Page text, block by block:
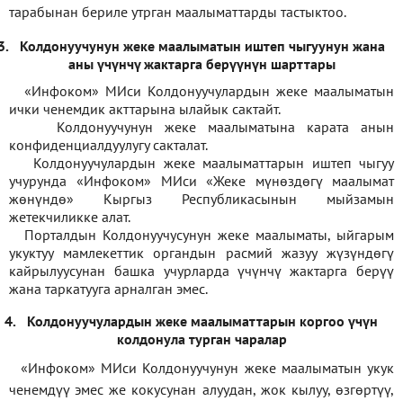
тарабынан бериле утрган маалыматтарды тастыктоо.
Колдонуучунун жеке маалыматын иштеп чыгуунун жана
аны үчүнчү жактарга берүүнүн шарттары
«Инфоком» МИси Колдонуучулардын жеке маалыматын
ички ченемдик акттарына ылайык сактайт.
Колдонуучунун жеке маалыматына карата анын
конфиденциалдуулугу сакталат.
Колдонуучулардын жеке маалыматтарын иштеп чыгуу
учурунда «Инфоком» МИси«Жеке мүнөздөгү маалымат
жөнүндө» Кыргыз Республикасынын мыйзамын
жетекчиликке алат.
Порталдын Колдонуучусунун жеке маалыматы, ыйгарым
укуктуу мамлекеттик органдын расмий жазуу жүзүндөгү
кайрылуусунан башка учурларда үчүнчү жактарга берүү
жана таркатууга арналган эмес.
4.
Колдонуучулардын жеке маалыматтарын коргоо үчүн
колдонула турган чаралар
«Инфоком» МИси Колдонуучунун жеке маалыматын укук
ченемдүү эмес же кокусунан алуудан, жок кылуу, өзгөртүү,